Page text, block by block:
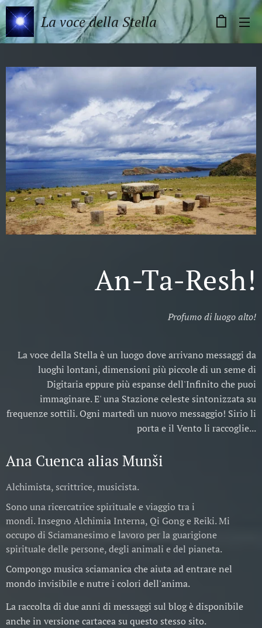
La voce della Stella
An-Ta-Resh!
Profumo di luogo alto!
La voce della Stella è un luogo dove arrivano messaggi da
luoghi lontani, dimensioni più piccole di un seme di
Digitaria eppure più espanse dell'Infinito che puoi
immaginare. E' una Stazione celeste sintonizzata su
frequenze sottili. Ogni martedì un nuovo messaggio! Sirio li
porta e il Vento li raccoglie...
Ana Cuenca alias Munši
Alchimista, scrittrice, musicista.
Sono una ricercatrice spirituale e viaggio tra i
mondi. Insegno Alchimia Interna, Qi Gong e Reiki. Mi
occupo di Sciamanesimo e lavoro per la guarigione
spirituale delle persone, degli animali e del pianeta.
Compongo musica sciamanica che aiuta ad entrare nel
mondo invisibile e nutre i colori dell'anima.
La raccolta di due anni di messaggi sul blog è disponibile
anche in versione cartacea su questo stesso sito.